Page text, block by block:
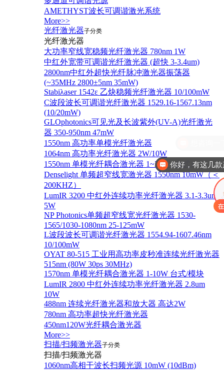
AMETHYST波长可调谐激光系统
More>>
光纤激光器子分类
光纤激光器
大功率窄线宽稳频光纤激光器 780nm 1W
中红外宽带可调谐光纤激光器 (超快 3-3.4um)
2800nm中红外超快光纤脉冲激光器振荡器
(~35MHz 2800±5nm 35mW)
Stabiλaser 1542ε 乙炔稳频光纤激光器 10/100mW
C波段波长可调谐光纤激光器 1529.16-1567.13nm
(10/20mW)
GLOphotonics可见光及长波紫外(UV-A)光纤激光
器 350-950nm 47mW
1550nm 高功率单模光纤激光器
1064nm 高功率光纤激光器 2W/10W
1550nm 单模光纤耦合激光器 1~20W (台式)
Denselight 单频超窄线宽激光器 1550nm 10mW（＜
200KHZ）
LumIR 3200 中红外连续功率光纤激光器 3.1-3.3um
5W
NP Photonics单频超窄线宽光纤激光器 1530-
1565/1030-1080nm 25-125mW
L波段波长可调谐光纤激光器 1554.94-1607.46nm
10/100mW
OYAT 80-515 工业用高功率皮秒准连续光纤激光器
515nm (80W 30ps 30MHz)
1570nm 单模光纤耦合激光器 1-10W 台式/模块
LumIR 2800 中红外连续功率光纤激光器 2.8um
10W
488nm 连续光纤激光器和放大器 高达2W
780nm 高功率超快光纤激光器
450nm120W光纤耦合激光器
More>>
扫描/扫频激光器子分类
扫描/扫频激光器
1060nm高相干波长扫频光源 10mW (10dBm)
你好，有这几